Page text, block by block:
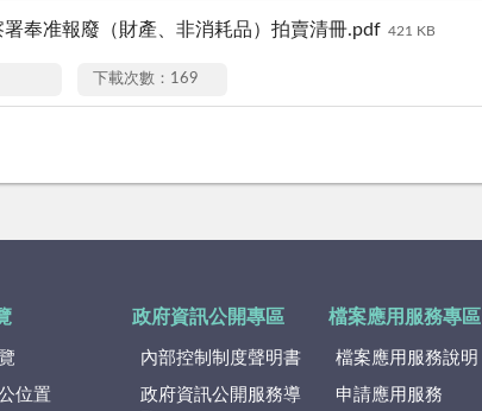
奉准報廢（財產、非消耗品）拍賣清冊.pdf 421 KB
下載次數：169
位置
政府資訊公開專區
內部控制制度聲明書
政府資訊公開服務導
檔案應用服務專區
檔案應用服務說明
申請應用服務